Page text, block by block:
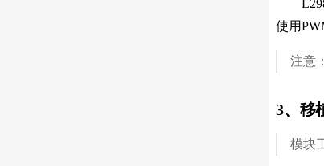
使用
注意
3、移
模块